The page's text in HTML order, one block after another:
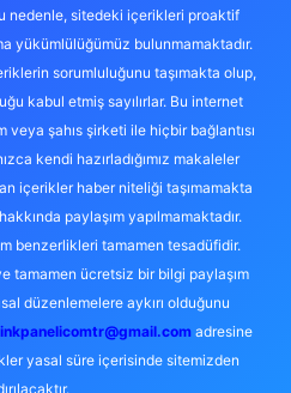
nedenle, sitedeki içerikleri proaktif
yükümlülüğümüz bulunmamaktadır.
sorumluluğunu taşımakta olup,
kabul etmiş sayılırlar. Bu internet
şahıs şirketi ile hiçbir bağlantısı
kendi hazırladığımız makaleler
içerikler haber niteliği taşımamakta
paylaşım yapılmamaktadır.
benzerlikleri tamamen tesadüfidir.
tamamen ücretsiz bir bilgi paylaşım
düzenlemelere aykırı olduğunu
adresine
yasal süre içerisinde sitemizden